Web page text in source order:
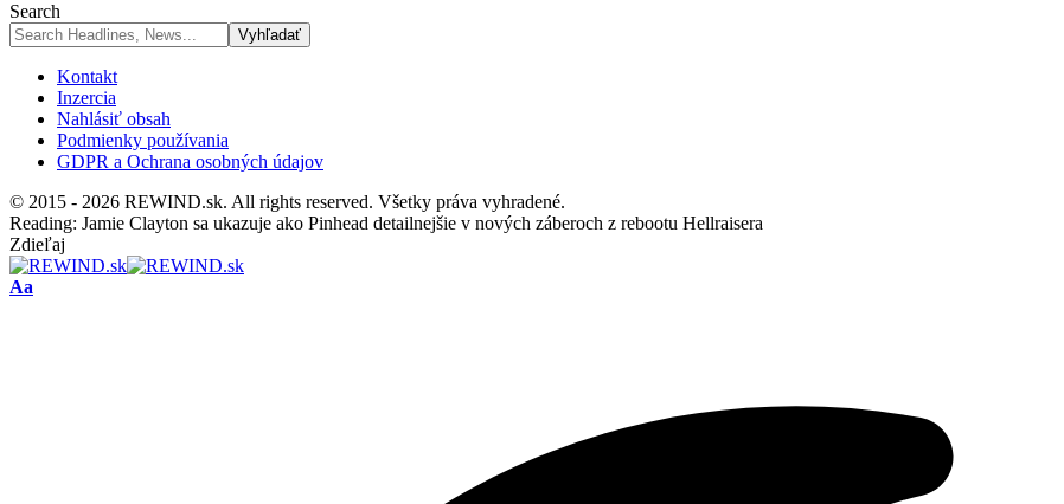
Search
Kontakt
Inzercia
Nahlásiť obsah
Podmienky používania
GDPR a Ochrana osobných údajov
© 2015 - 2026 REWIND.sk. All rights reserved. Všetky práva vyhradené.
Reading: Jamie Clayton sa ukazuje ako Pinhead detailnejšie v nových záberoch z rebootu Hellraisera
Zdieľaj
Font
Aa